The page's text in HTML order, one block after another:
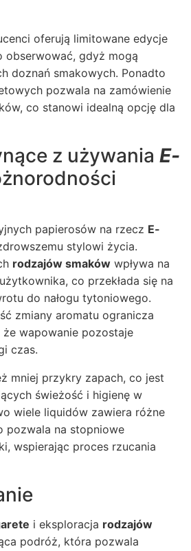
oferują limitowane edycje
obserwować, gdyż mogą
doznań smakowych. Ponadto
pozwala na zamówienie
co stanowi idealną opcję dla
z używania E-
papierosów na rzecz E-
stylowi życia.
rodzajów smaków wpływa na
co przekłada się na
do nałogu tytoniowego.
zmiany aromatu ogranicza
wapowanie pozostaje
czas.
mniej przykry zapach, co jest
świeżość i higienę w
wiele liquidów zawiera różne
pozwala na stopniowe
wspierając proces rzucania
i eksploracja rodzajów
podróż, która pozwala